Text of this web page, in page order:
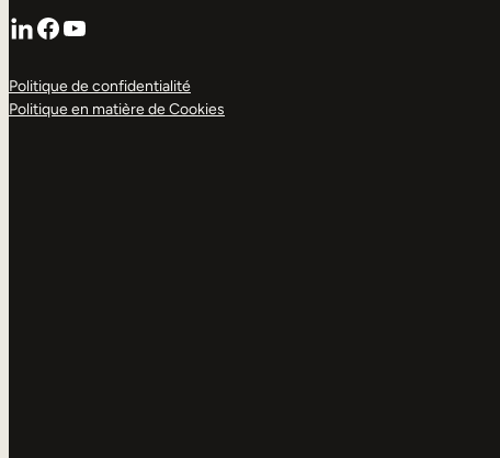
LinkedIn
Facebook
YouTube
Politique de confidentialité
Politique en matière de Cookies